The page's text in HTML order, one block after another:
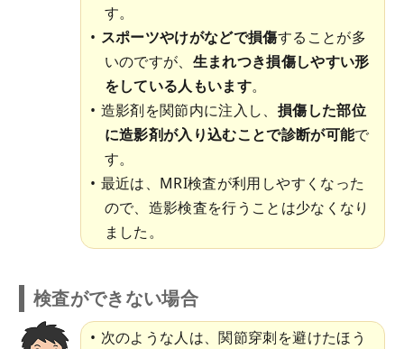
す。
スポーツやけがなどで損傷することが多
いのですが、 生まれつき損傷しやすい形
をしている人もいます。
造影剤を関節内に注入し、 損傷した部位
に造影剤が入り込むことで診断が可能で
す。
最近は、MRI検査が利用しやすくなった
ので、造影検査を行うことは少なくなり
ました。
検査ができない場合
次のような人は、関節穿刺を避けたほう